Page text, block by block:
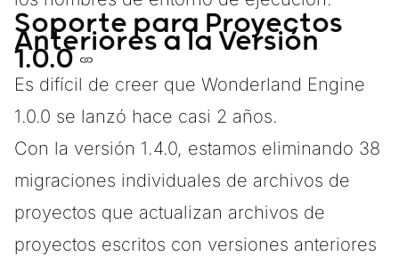
Soporte para Proyectos
Anteriores a la Versión
1.0.0
Es difícil de creer que Wonderland Engine
1.0.0 se lanzó hace casi 2 años.
Con la versión 1.4.0, estamos eliminando 38
migraciones individuales de archivos de
proyectos que actualizan archivos de
proyectos escritos con versiones anteriores